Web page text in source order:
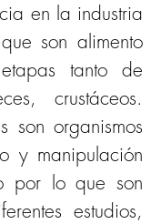
en la industria
son alimento
tanto de
crustáceos.
son organismos
y manipulación
por lo que son
estudios,